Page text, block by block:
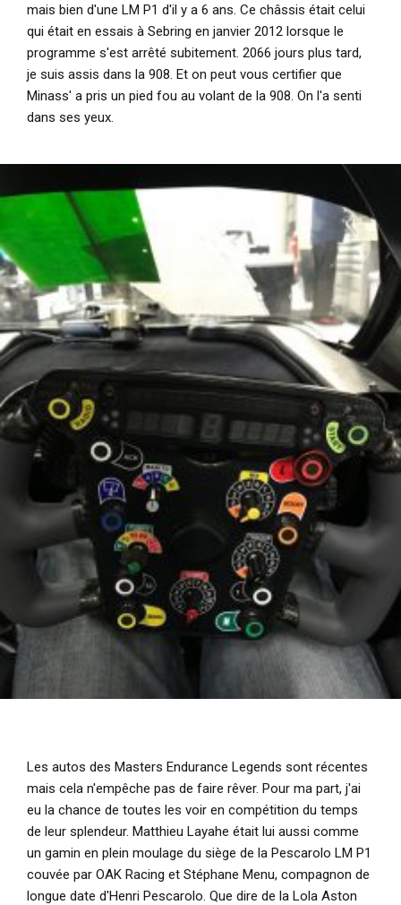
mais bien d'une LM P1 d'il y a 6 ans. Ce châssis était celui
qui était en essais à Sebring en janvier 2012 lorsque le
programme s'est arrêté subitement. 2066 jours plus tard,
je suis assis dans la 908. Et on peut vous certifier que
Minass' a pris un pied fou au volant de la 908. On l'a senti
dans ses yeux.
Les autos des Masters Endurance Legends sont récentes
mais cela n'empêche pas de faire rêver. Pour ma part, j'ai
eu la chance de toutes les voir en compétition du temps
de leur splendeur. Matthieu Layahe était lui aussi comme
un gamin en plein moulage du siège de la Pescarolo LM P1
couvée par OAK Racing et Stéphane Menu, compagnon de
longue date d'Henri Pescarolo. Que dire de la Lola Aston